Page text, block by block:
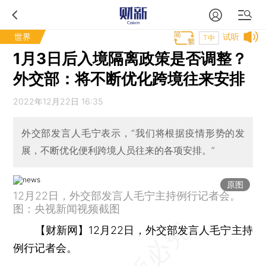
世界 试听
T中
1月3日后入境隔离政策是否调整？
外交部：将不断优化跨境往来安排
2022年12月22日 16:35
外交部发言人毛宁表示，“我们将根据疫情形势的发
展，不断优化便利跨境人员往来的各项安排。”
原图
12月22日，外交部发言人毛宁主持例行记者会。
图：央视新闻视频截图
【财新网】 12月22日，外交部发言人毛宁主持
例行记者会。